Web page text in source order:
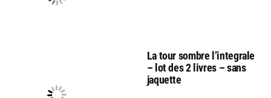
La tour sombre l’integrale
– lot des 2 livres – sans
jaquette